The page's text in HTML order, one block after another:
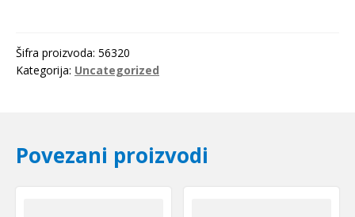
Šifra proizvoda: 56320
Kategorija: Uncategorized
Povezani proizvodi